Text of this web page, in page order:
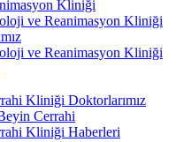
Kliniği
ve Reanimasyon Kliniği
ve Reanimasyon Kliniği
Kliniği Doktorlarımız
Cerrahi
Kliniği Haberleri